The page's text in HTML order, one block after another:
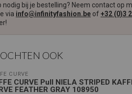
nodig bij je bestelling? Neem contact op
via info@infinityfashion.be of+32 (0)3
OOK
CURVE
CURVE Pull NIELA STRIPED
FEATHER GRAY 108950